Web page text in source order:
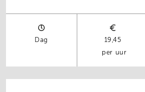
Dag
19,45
per uur